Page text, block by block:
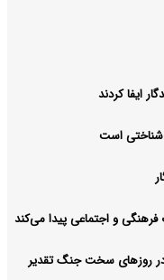
ایفا کردند
است
و اجتماعی پیدا می‌کند
در روزهای سخت جنگ تقدیر